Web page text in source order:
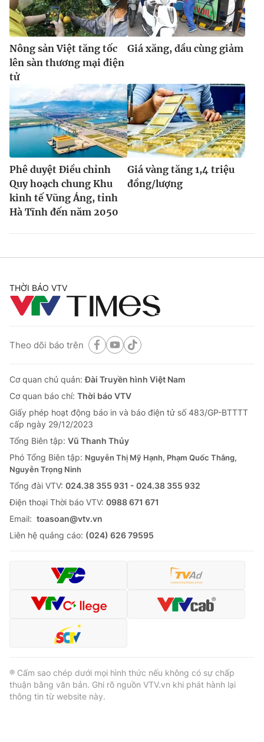
Nông sản Việt tăng tốc
lên sàn thương mại điện
tử
Giá xăng, dầu cùng giảm
Phê duyệt Điều chỉnh
Quy hoạch chung Khu
kinh tế Vũng Áng, tỉnh
Hà Tĩnh đến năm 2050
Giá vàng tăng 1,4 triệu
đồng/lượng
THỜI BÁO VTV
Theo dõi báo trên
Cơ quan chủ quản:Đài Truyền hình Việt Nam
Cơ quan báo chí: Thời báo VTV
Giấy phép hoạt động báo in và báo điện tử số 483/GP-BTTTT
cấp ngày 29/12/2023
Tổng Biên tập: Vũ Thanh Thủy
Phó Tổng Biên tập: Nguyễn Thị Mỹ Hạnh, Phạm Quốc Thắng,
Nguyễn Trọng Ninh
Tổng đài VTV: 024.38 355 931 - 024.38 355 932
Ðiện thoại Thời báo VTV: 0988 671 671
Email: toasoan@vtv.vn
Liên hệ quảng cáo: (024) 626 79595
® Cấm sao chép dưới mọi hình thức nếu không có sự chấp
thuận bằng văn bản. Ghi rõ nguồn VTV.vn khi phát hành lại
thông tin từ website này.